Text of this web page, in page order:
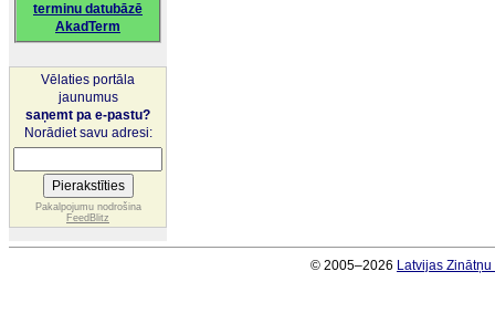
terminu datubāzē
AkadTerm
Vēlaties portāla
jaunumus
saņemt pa e-pastu?
Norādiet savu adresi:
Pakalpojumu nodrošina
FeedBlitz
© 2005–2026 Latvijas